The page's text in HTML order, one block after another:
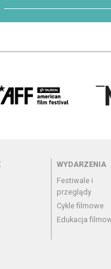
- cennik Menu -
WYDARZENIA
Festiwale i
przeglądy
Cykle filmowe
Edukacja